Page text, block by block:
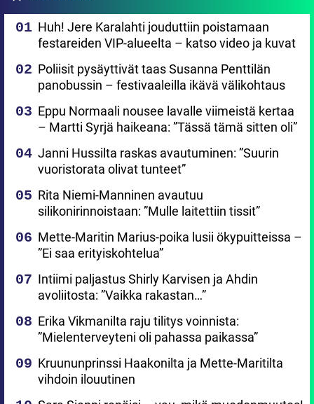
Huh! Jere Karalahti jouduttiin poistamaan
festareiden VIP-alueelta – katso video ja kuvat
Poliisit pysäyttivät taas Susanna Penttilän
panobussin – festivaaleilla ikävä välikohtaus
Eppu Normaali nousee lavalle viimeistä kertaa
– Martti Syrjä haikeana: ”Tässä tämä sitten oli”
Janni Hussilta raskas avautuminen: ”Suurin
vuoristorata olivat tunteet”
Rita Niemi-Manninen avautuu
silikonirinnoistaan: ”Mulle laitettiin tissit”
Mette-Maritin Marius-poika lusii ökypuitteissa –
”Ei saa erityiskohtelua”
Intiimi paljastus Shirly Karvisen ja Ahdin
avoliitosta: ”Vaikka rakastan…”
Erika Vikmanilta raju tilitys voinnista:
”Mielenterveyteni oli pahassa paikassa”
Kruununprinssi Haakonilta ja Mette-Maritilta
vihdoin ilouutinen